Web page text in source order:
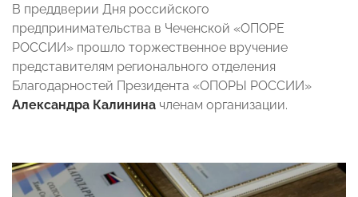
В преддверии Дня российского
предпринимательства в Чеченской «ОПОРЕ
РОССИИ» прошло торжественное вручение
представителям регионального отделения
Благодарностей Президента «ОПОРЫ РОССИИ»
Александра Калинина членам организации.